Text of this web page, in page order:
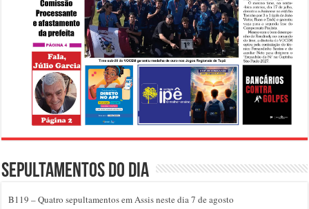
Sepultamentos do dia
B119 – Quatro sepultamentos em Assis neste dia 7 de agosto